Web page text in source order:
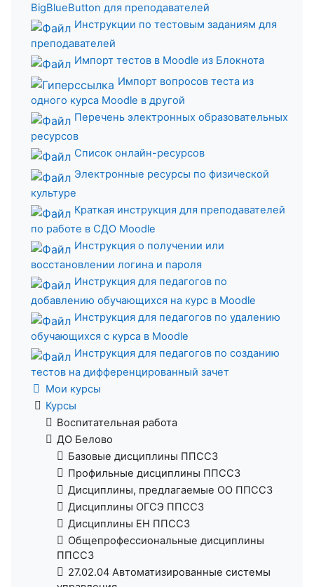
BigBlueButton для преподавателей
Инструкции по тестовым заданиям для
преподавателей
Импорт тестов в Moodle из Блокнота
Импорт вопросов теста из
одного курса Moodle в другой
Перечень электронных образовательных
ресурсов
Список онлайн-ресурсов
Электронные ресурсы по физической
культуре
Краткая инструкция для преподавателей
по работе в СДО Moodle
Инструкция о получении или
восстановлении логина и пароля
Инструкция для педагогов по
добавлению обучающихся на курс в Moodle
Инструкция для педагогов по удалению
обучающихся с курса в Moodle
Инструкция для педагогов по созданию
тестов на дифференцированный зачет
Мои курсы
Курсы
Воспитательная работа
ДО Белово
Базовые дисциплины ППССЗ
Профильные дисциплины ППССЗ
Дисциплины, предлагаемые ОО ППССЗ
Дисциплины ОГСЭ ППССЗ
Дисциплины ЕН ППССЗ
Общепрофессиональные дисциплины
ППССЗ
27.02.04 Автоматизированные системы